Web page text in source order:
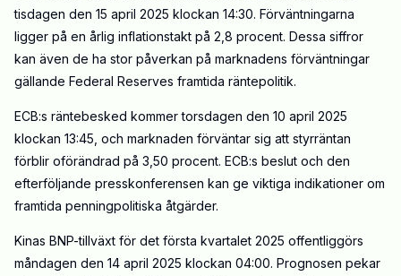
tisdagen den 15 april 2025 klockan 14:30. Förväntningarna
ligger på en årlig inflationstakt på 2,8 procent. Dessa siffror
kan även de ha stor påverkan på marknadens förväntningar
gällande Federal Reserves framtida räntepolitik.
ECB:s räntebesked kommer torsdagen den 10 april 2025
klockan 13:45, och marknaden förväntar sig att styrräntan
förblir oförändrad på 3,50 procent. ECB:s beslut och den
efterföljande presskonferensen kan ge viktiga indikationer om
framtida penningpolitiska åtgärder.
Kinas BNP-tillväxt för det första kvartalet 2025 offentliggörs
måndagen den 14 april 2025 klockan 04:00. Prognosen pekar